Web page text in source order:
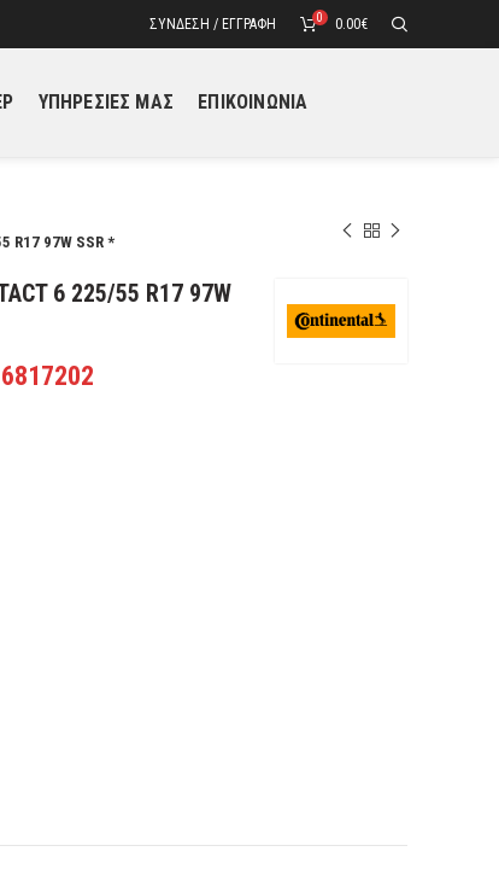
ΣΎΝΔΕΣΗ / ΕΓΓΡΑΦΉ 0 0.00€
ΥΠΗΡΕΣΙΕΣ ΜΑΣ ΕΠΙΚΟΙΝΩΝΙΑ
R17 97W SSR *
6 225/55 R17 97W